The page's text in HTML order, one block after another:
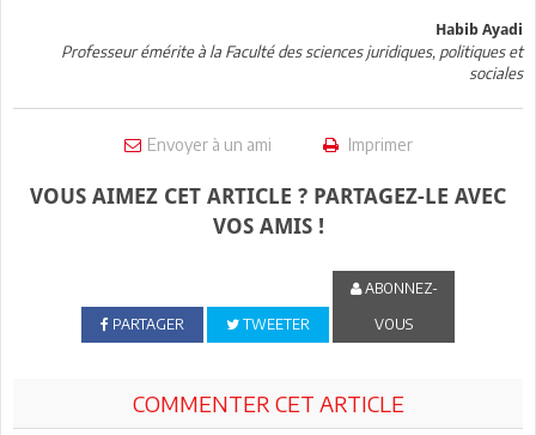
Habib Ayadi
Professeur émérite à la Faculté des sciences juridiques, politiques et
sociales
Envoyer à un ami Imprimer
VOUS AIMEZ CET ARTICLE ? PARTAGEZ-LE AVEC
VOS AMIS !
PARTAGER TWEETER
ABONNEZ-
VOUS
COMMENTER CET ARTICLE